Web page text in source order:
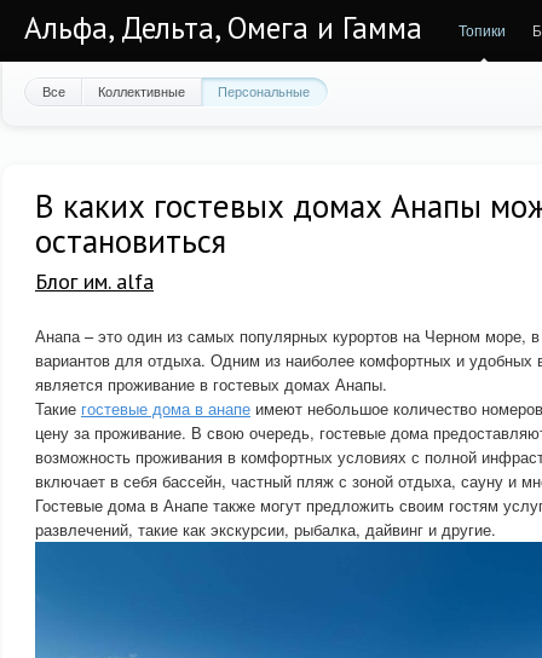
Альфа, Дельта, Омега и Гамма Топики
Все Коллективные Персональные
В каких гостевых домах Анапы
остановиться
Блог им. alfa
Анапа – это один из самых популярных курортов на Черном море,
вариантов для отдыха. Одним из наиболее комфортных и удобных
является проживание в гостевых домах Анапы.
Такие гостевые дома в анапе имеют небольшое количество
цену за проживание. В свою очередь, гостевые дома
возможность проживания в комфортных условиях с полной
включает в себя бассейн, частный пляж с зоной отдыха, сауну и
Гостевые дома в Анапе также могут предложить своим гостям
развлечений, такие как экскурсии, рыбалка, дайвинг и другие.